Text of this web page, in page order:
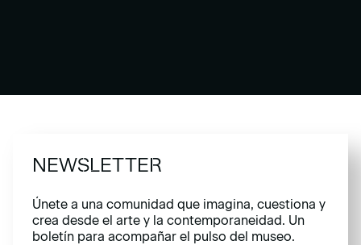
NEWSLETTER
Únete a una comunidad que imagina, cuestiona y
crea desde el arte y la contemporaneidad. Un
boletín para acompañar el pulso del museo.